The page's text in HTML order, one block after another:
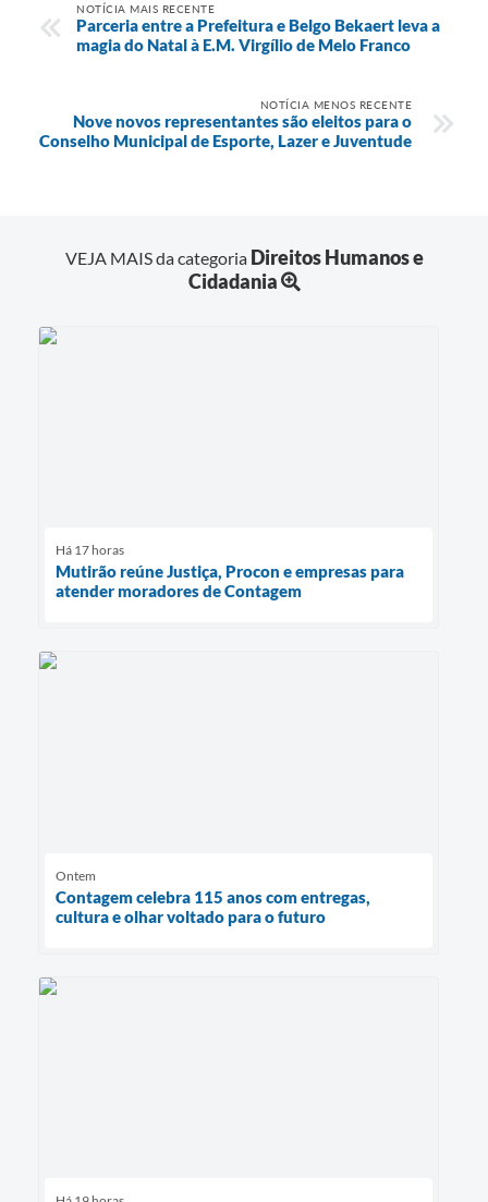
NOTÍCIA MAIS RECENTE
Parceria entre a Prefeitura e Belgo Bekaert leva a
magia do Natal à E.M. Virgílio de Melo Franco
NOTÍCIA MENOS RECENTE
Nove novos representantes são eleitos para o
Conselho Municipal de Esporte, Lazer e Juventude
VEJA MAIS da categoria Direitos Humanos e
Cidadania
Há 17 horas
Mutirão reúne Justiça, Procon e empresas para
atender moradores de Contagem
Ontem
Contagem celebra 115 anos com entregas,
cultura e olhar voltado para o futuro